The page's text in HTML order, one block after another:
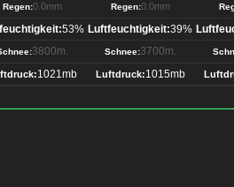
Regen:0.0mm
53%
3800m.
1021mb
Regen:0.0mm
Luftfeuchtigkeit:39%
Schnee:3700m.
Luftdruck:1015mb